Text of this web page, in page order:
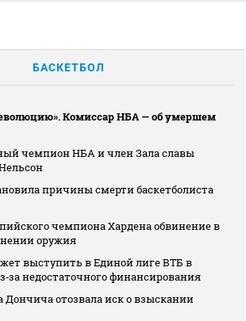
БАСКЕТБОЛ
Комиссар НБА — об умершем
чемпион НБА и член Зала славы
причины смерти баскетболиста
чемпиона Хардена обвинение в
оружия
выступить в Единой лиге ВТБ в
недостаточного финансирования
отозвала иск о взыскании